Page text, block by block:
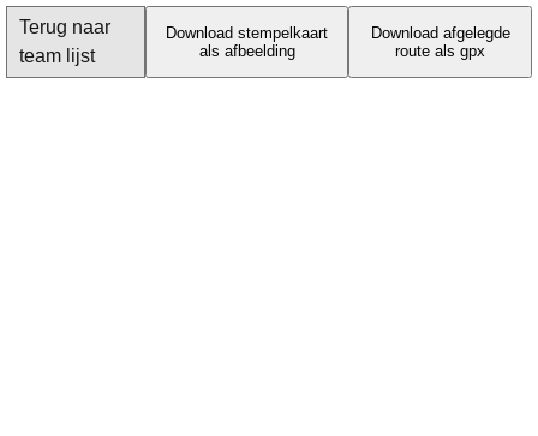
Terug naar
team lijst
Download stempelkaart
als afbeelding
Download afgelegde
route als gpx